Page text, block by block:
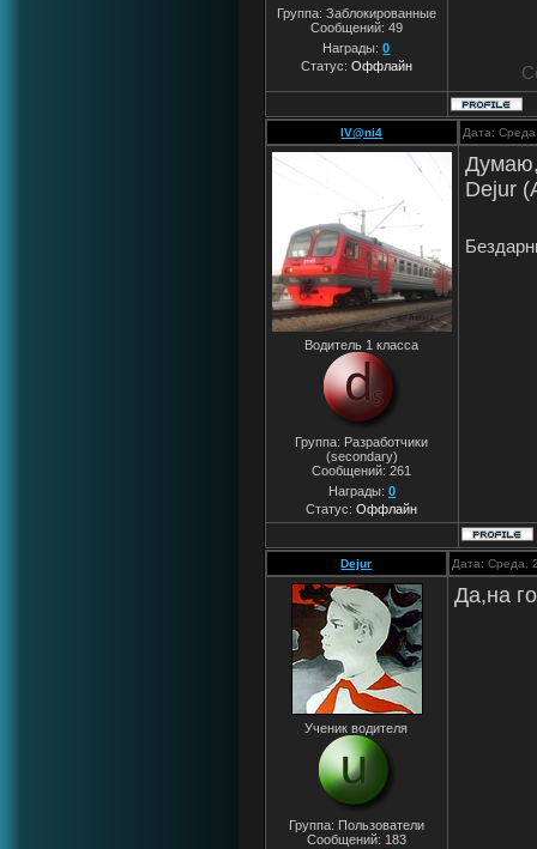
Группа: Заблокированные
Сообщений: 49
Награды:0
Статус: Оффлайн
IV@ni4 Дата:
Водитель 1 класса
Группа: Разработчики
(secondary)
Сообщений:261
Награды: 0
Статус:Оффлайн
Думаю,
Dejur
Dejur Дата: Среда,
Ученик водителя
Группа: Пользователи
Сообщений: 183
Да,на